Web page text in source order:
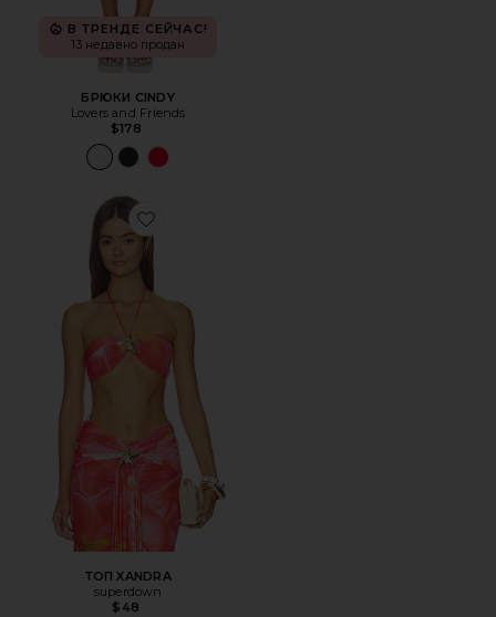
В ТРЕНДЕ СЕЙЧАС!
13 недавно продан
БРЮКИ CINDY
Lovers and Friends
$178
Favorite ТОП XANDRA
ТОП XANDRA
superdown
$48